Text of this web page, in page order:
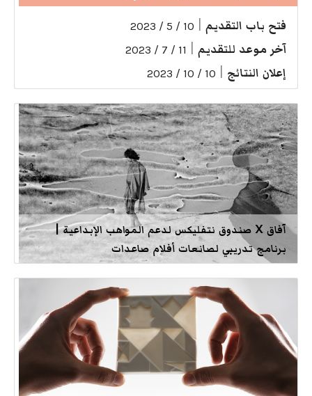
فتح باب التقديم 10 / 5 / 2023
آخر موعد للتقديم 11 / 7 / 2023
إعلان النتائج 10 / 10 / 2023
آفاق X صندوق نتفليكس لدعم المواهب الإبداعية |
برنامج تدريبي لصانعات أفلام صاعدات